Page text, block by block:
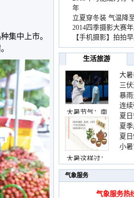
集中上市。
年
立夏穿冬装 气温降
2014四季摄影大赛
【手机摄影】拍拍
生活旅游
大暑节气：南
大暑这样过：
大
三
要
暴
险
连
灾
夏
温
夏
防
夏
“两
小
季
气象服务
气象服务热